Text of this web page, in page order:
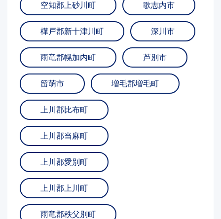
空知郡上砂川町 歌志内市
樺戸郡新十津川町 深川市
雨竜郡幌加内町 芦別市
留萌市 増毛郡増毛町
上川郡比布町
上川郡当麻町
上川郡愛別町
上川郡上川町
雨竜郡秩父別町